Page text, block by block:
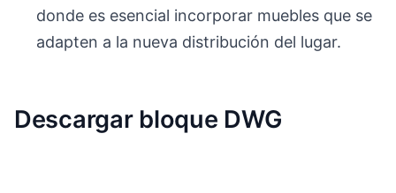
donde es esencial incorporar muebles que se
adapten a la nueva distribución del lugar.
Descargar bloque DWG